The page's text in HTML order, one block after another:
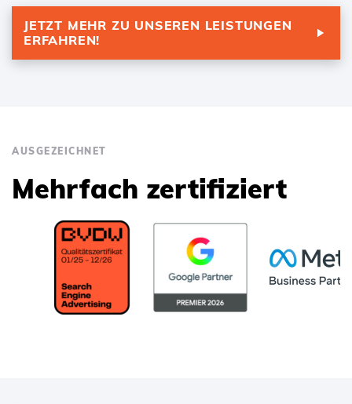
JETZT MEHR ZU UNSEREN LEISTUNGEN
ERFAHREN!
AUSGEZEICHNET
Mehrfach zertifiziert